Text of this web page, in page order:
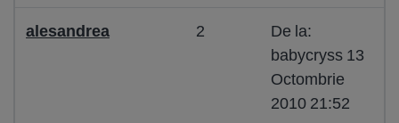
alesandrea 2
De la:
babycryss 13
Octombrie
2010 21:52